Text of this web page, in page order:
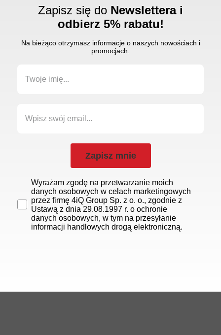
Zapisz się do Newslettera i
odbierz 5% rabatu!
Na bieżąco otrzymasz informacje o naszych nowościach i
promocjach.
Zapisz mnie
Wyrażam zgodę na przetwarzanie moich
danych osobowych w celach marketingowych
przez firmę 4iQ Group Sp. z o. o., zgodnie z
Ustawą z dnia 29.08.1997 r. o ochronie
danych osobowych, w tym na przesyłanie
informacji handlowych drogą elektroniczną.